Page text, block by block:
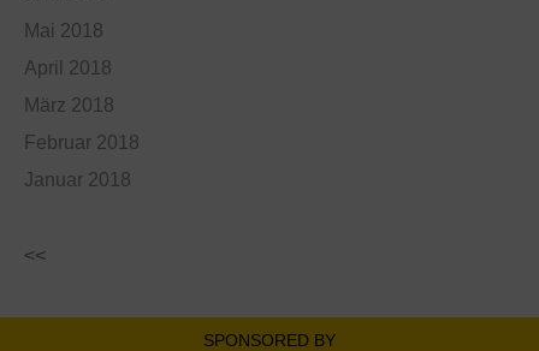
Mai 2018
April 2018
März 2018
Februar 2018
Januar 2018
<<
SPONSORED BY